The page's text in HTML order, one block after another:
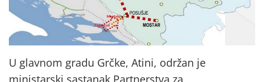
U glavnom gradu Grčke, Atini, održan je
ministarski sastanak Partnerstva za